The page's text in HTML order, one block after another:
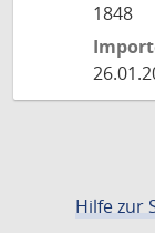
1848
Hilfe zur